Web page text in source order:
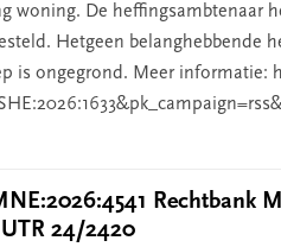
woning. De heffingsambtenaar
Hetgeen belanghebbende
is ongegrond. Meer
Rechtbank
24/2420